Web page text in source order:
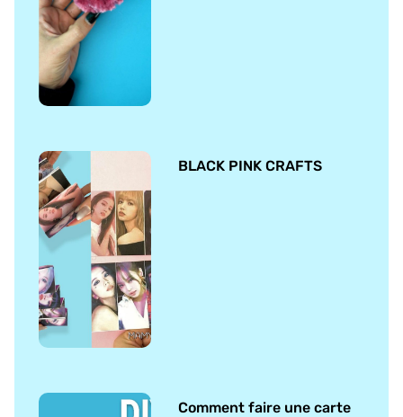
BLACK PINK CRAFTS
Comment faire une carte